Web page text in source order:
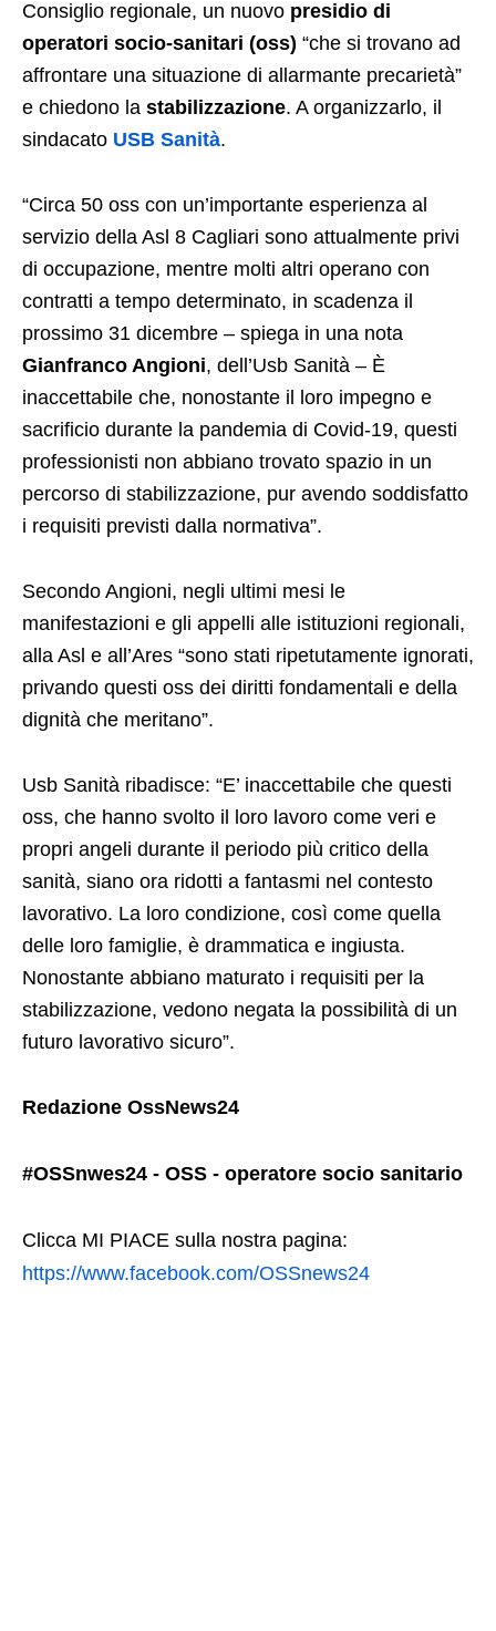
Consiglio regionale, un nuovo presidio di
operatori socio-sanitari (oss) “che si trovano ad
affrontare una situazione di allarmante precarietà”
e chiedono la stabilizzazione. A organizzarlo, il
sindacato USB Sanità.
“Circa 50 oss con un’importante esperienza al
servizio della Asl 8 Cagliari sono attualmente privi
di occupazione, mentre molti altri operano con
contratti a tempo determinato, in scadenza il
prossimo 31 dicembre – spiega in una nota
Gianfranco Angioni, dell’Usb Sanità – È
inaccettabile che, nonostante il loro impegno e
sacrificio durante la pandemia di Covid-19, questi
professionisti non abbiano trovato spazio in un
percorso di stabilizzazione, pur avendo soddisfatto
i requisiti previsti dalla normativa”.
Secondo Angioni, negli ultimi mesi le
manifestazioni e gli appelli alle istituzioni regionali,
alla Asl e all’Ares “sono stati ripetutamente ignorati,
privando questi oss dei diritti fondamentali e della
dignità che meritano”.
Usb Sanità ribadisce: “E’ inaccettabile che questi
oss, che hanno svolto il loro lavoro come veri e
propri angeli durante il periodo più critico della
sanità, siano ora ridotti a fantasmi nel contesto
lavorativo. La loro condizione, così come quella
delle loro famiglie, è drammatica e ingiusta.
Nonostante abbiano maturato i requisiti per la
stabilizzazione, vedono negata la possibilità di un
futuro lavorativo sicuro”.
Redazione OssNews24
#OSSnwes24 - OSS - operatore socio sanitario
Clicca MI PIACE sulla nostra pagina:
https://www.facebook.com/OSSnews24